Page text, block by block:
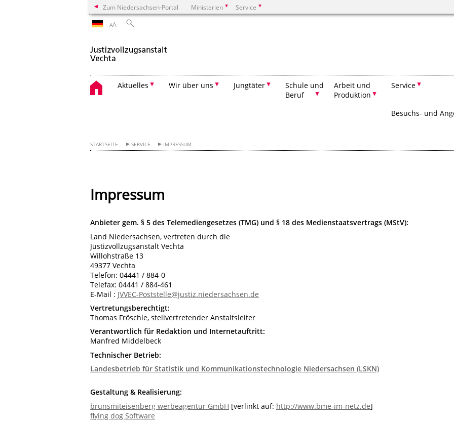
Zum Niedersachsen-Portal Ministerien Service
AA
Aktuelles Wir über uns Jungtäter
Schule und
Beruf
Arbeit und
Produktion
Service
Besuchs- und
STARTSEITE SERVICE IMPRESSUM
Impressum
Anbieter gem. § 5 des Telemediengesetzes (TMG) und § 18 des Medienstaatsvertrags (MStV):
Land Niedersachsen, vertreten durch die
Justizvollzugsanstalt Vechta
Willohstraße 13
49377 Vechta
Telefon: 04441 / 884-0
Telefax: 04441 / 884-461
E-Mail : JVVEC-Poststelle@justiz.niedersachsen.de
Vertretungsberechtigt:
Thomas Fröschle, stellvertretender Anstaltsleiter
Verantwortlich für Redaktion und Internetauftritt:
Manfred Middelbeck
Technischer Betrieb:
Landesbetrieb für Statistik und Kommunikationstechnologie Niedersachsen (LSKN)
Gestaltung & Realisierung:
brunsmiteisenberg werbeagentur GmbH [verlinkt auf: http://www.bme-im-netz.de]
flying dog Software